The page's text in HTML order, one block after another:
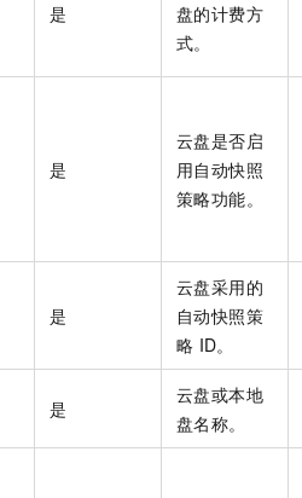
是
盘的计费方
式。
是
云盘是否启
用自动快照
策略功能。
是
云盘采用的
自动快照策
略 ID。
是
云盘或本地
盘名称。